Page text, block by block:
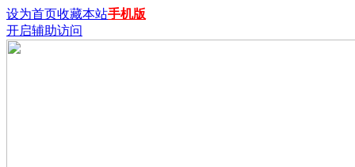
设为首页收藏本站手机版
开启辅助访问